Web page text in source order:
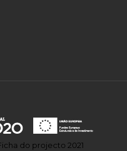
do projecto 2021